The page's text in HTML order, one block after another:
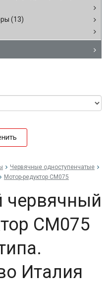
(13)
Червячные одноступенчатые
Мотор-редуктор CM075
червячный
CM075
Италия